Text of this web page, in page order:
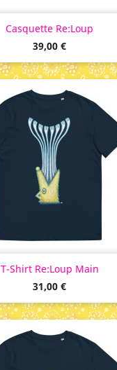
Casquette Re:Loup
Prix
39,00 €
T-Shirt Re:Loup Main
Prix
31,00 €